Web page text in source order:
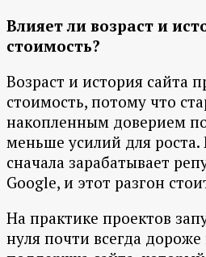
Влияет ли возраст и
стоимость?
Возраст и история сайта
стоимость, потому что
накопленным доверием
меньше усилий для
сначала зарабатывает
Google, и этот разгон
На практике проектов
нуля почти всегда